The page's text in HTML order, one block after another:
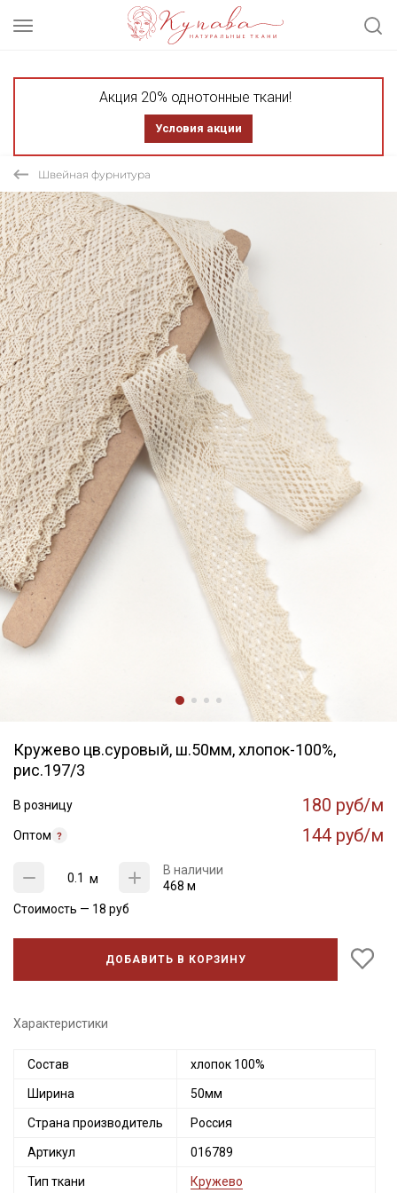
Акция 20% однотонные ткани!
Условия акции
Швейная фурнитура
Кружево цв.суровый, ш.50мм, хлопок-100%,
рис.197/3
В розницу 180 руб/м
Оптом 144 руб/м
м
В наличии
468 м
Стоимость — 18 руб
ДОБАВИТЬ В КОРЗИНУ
Характеристики
Состав хлопок 100%
Ширина 50мм
Страна производитель Россия
Артикул 016789
Тип ткани Кружево